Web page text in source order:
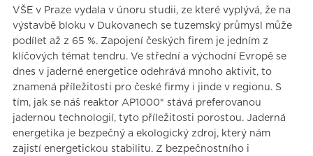
VŠE v Praze vydala v únoru studii, ze které vyplývá, že na
výstavbě bloku v Dukovanech se tuzemský průmysl může
podílet až z 65 %. Zapojení českých firem je jedním z
klíčových témat tendru. Ve střední a východní Evropě se
dnes v jaderné energetice odehrává mnoho aktivit, to
znamená příležitosti pro české firmy i jinde v regionu. S
tím, jak se náš reaktor AP1000® stává preferovanou
jadernou technologií, tyto příležitosti porostou. Jaderná
energetika je bezpečný a ekologický zdroj, který nám
zajistí energetickou stabilitu. Z bezpečnostního i